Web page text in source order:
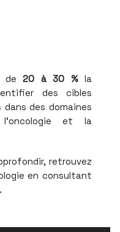
de20 à 30 %la
des cibles
des domaines
l'oncologie et la
retrouvez
en consultant
.